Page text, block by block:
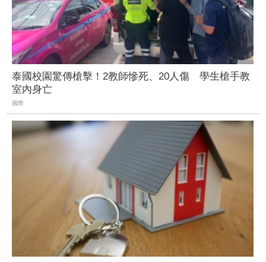
泰國校園驚傳槍擊！2教師慘死、20人傷 學生槍手教
室內身亡
國際